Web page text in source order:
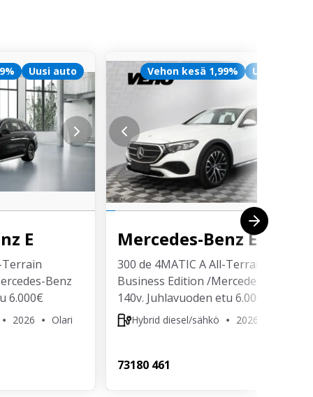
Uusi auto
E
Terrain
Benz
6.000€
2026 Olari
Vehon kesä 1,99% Uusi auto
Mercedes-Benz E
300 de 4MATIC A All-Terrain
Business Edition /Mercedes-Benz
140v. Juhlavuoden etu 6.000€!
Hybrid diesel/sähkö 2026
73180 461